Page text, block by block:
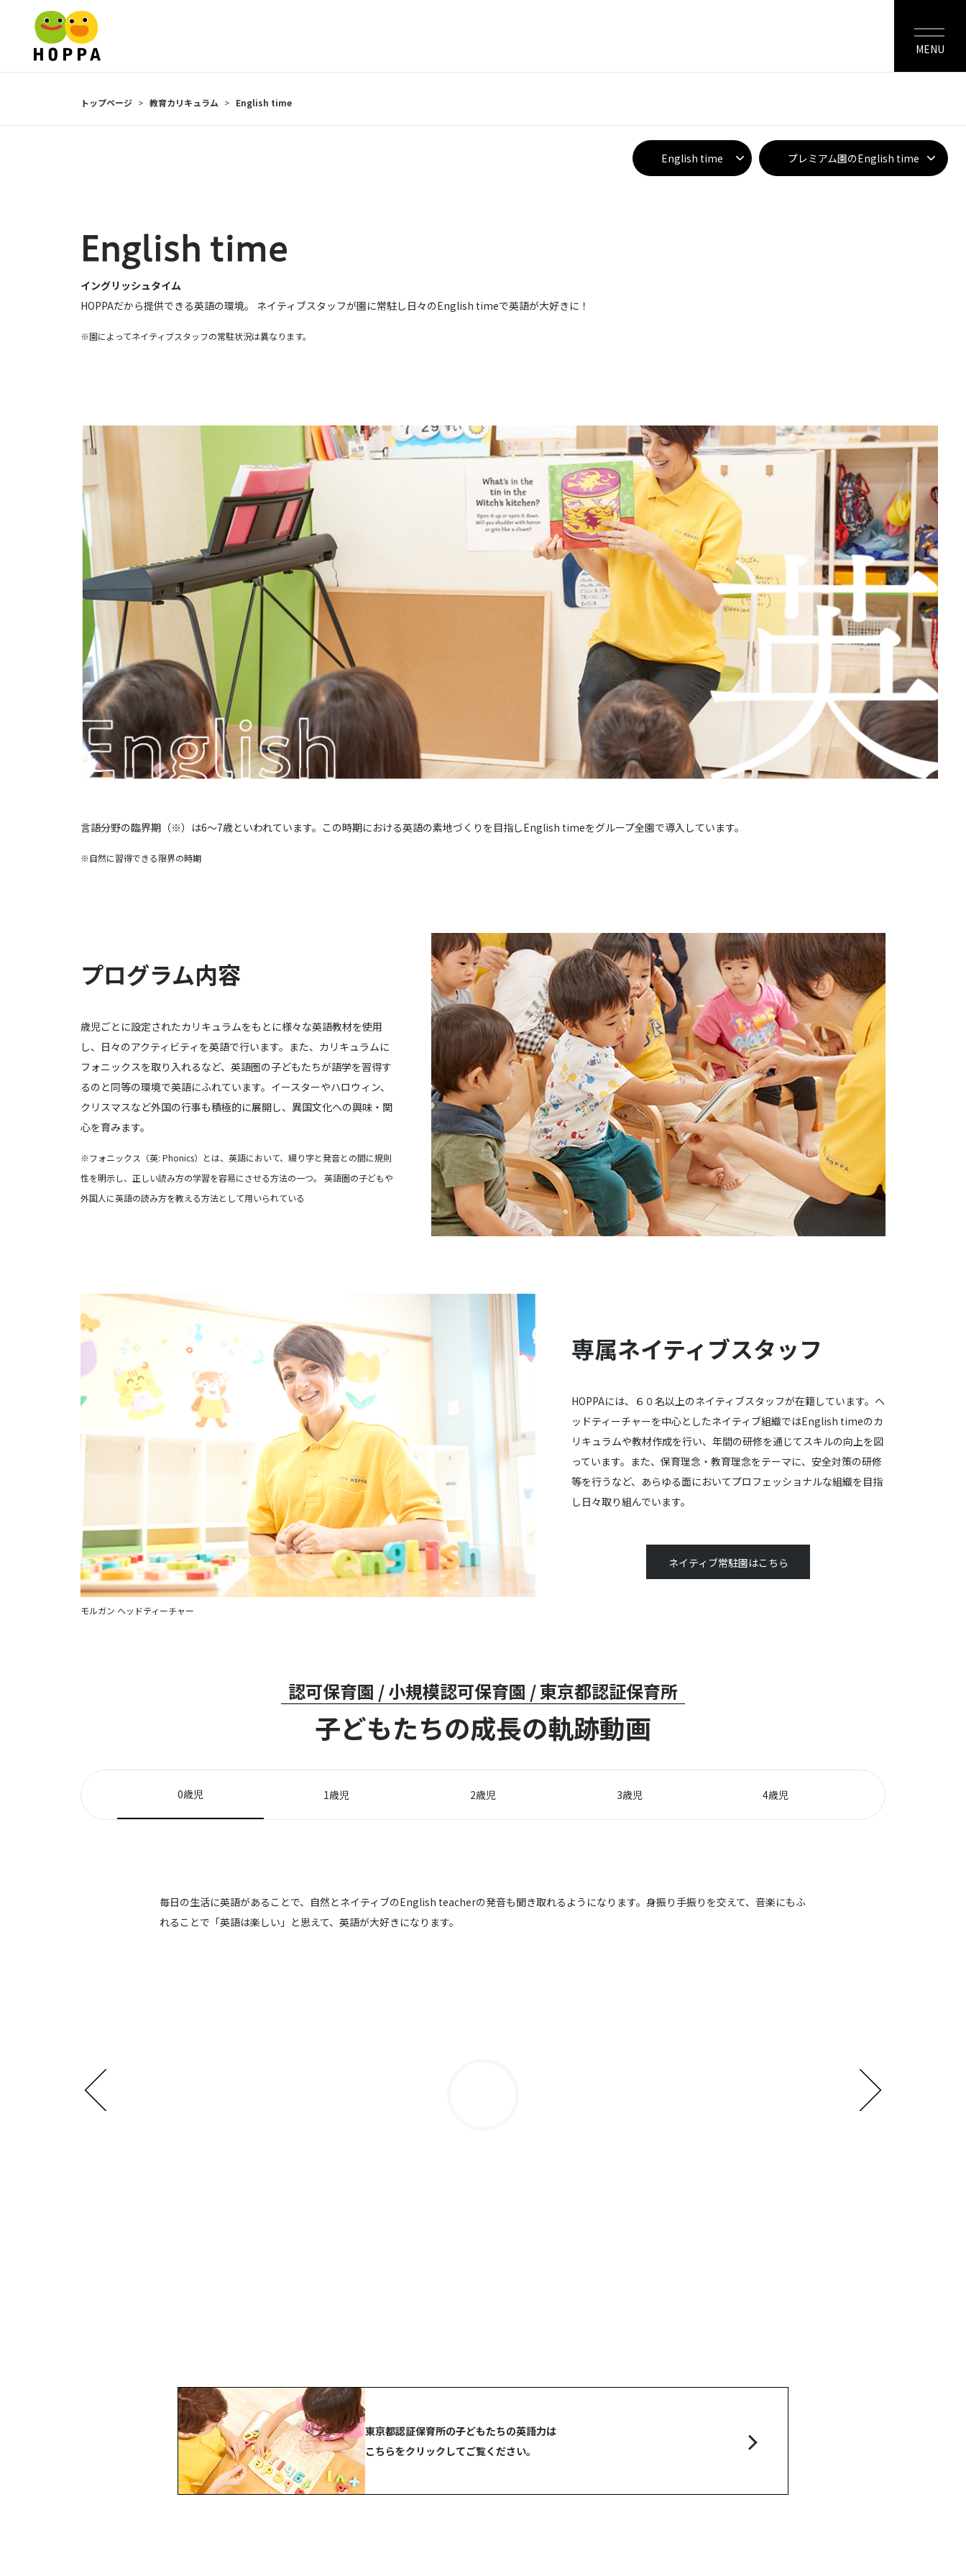
MENU
トップページ 教育カリキュラム English time
English time プレミアム園のEnglish time
English time
イングリッシュタイム
HOPPAだから提供できる英語の環境。 ネイティブスタッフが園に常駐し日々のEnglish timeで英語が大好きに！
※園によってネイティブスタッフの常駐状況は異なります。
言語分野の臨界期（※）は6～7歳といわれています。この時期における英語の素地づくりを目指しEnglish timeをグループ全園で導入しています。
※自然に習得できる限界の時期
プログラム内容
歳児ごとに設定されたカリキュラムをもとに様々な英語教材を使用
し、日々のアクティビティを英語で行います。また、カリキュラムに
フォニックスを取り入れるなど、英語圏の子どもたちが語学を習得す
るのと同等の環境で英語にふれています。イースターやハロウィン、
クリスマスなど外国の行事も積極的に展開し、異国文化への興味・​関
心を育みます。
※フォニックス（英: Phonics）とは、英語において、綴り字と発音との間に規則
性を明示し、正しい読み方の学習を容易にさせる方法の一つ。 英語圏の子どもや
外国人に英語の読み方を教える方法として用いられている
専属ネイティブスタッフ
HOPPAには、６０名以上のネイティブスタッフが在籍しています。ヘ
ッドティーチャーを中心としたネイティブ組織ではEnglish timeのカ
リキュラムや教材作成を行い、年間の研修を通じてスキルの向上を図
っています。また、保育理念・教育理念をテーマに、安全対策の研修
等を行うなど、あらゆる面においてプロフェッショナルな組織を目指
し日々取り組んでいます。
ネイティブ常駐園はこちら
モルガン ヘッドティーチャー
認可保育園 / 小規模認可保育園 / 東京都認証保育所
子どもたちの成長の軌跡動画
0歳児 1歳児 2歳児 3歳児 4歳児
毎日の生活に英語があることで、自然とネイティブのEnglish teacherの発音も聞き取れるようになります。身振り手振りを交えて、音楽にもふ
れることで「英語は楽しい」と思えて、英語が大好きになります。
東京都認証保育所の子どもたちの英語力は
こちらをクリックしてご覧ください。